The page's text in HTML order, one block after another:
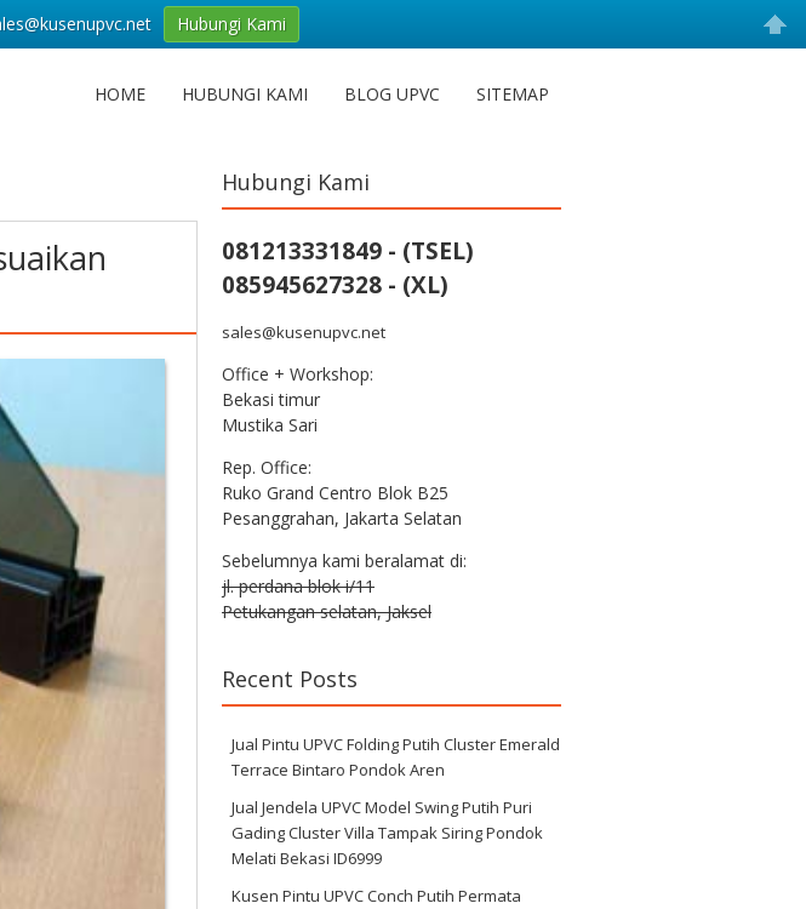
HOME HUBUNGI KAMI BLOG UPVC SITEMAP
Hubungi Kami
081213331849 - (TSEL)
085945627328 - (XL)
sales@kusenupvc.net
Office + Workshop:
Bekasi timur
Mustika Sari
Rep. Office:
Ruko Grand Centro Blok B25
Pesanggrahan, Jakarta Selatan
Sebelumnya kami beralamat di:
jl. perdana blok i/11
Petukangan selatan, Jaksel
Recent Posts
Jual Pintu UPVC Folding Putih Cluster Emerald
Terrace Bintaro Pondok Aren
Jual Jendela UPVC Model Swing Putih Puri
Gading Cluster Villa Tampak Siring Pondok
Melati Bekasi ID6999
Kusen Pintu UPVC Conch Putih Permata
Hubungi Kami